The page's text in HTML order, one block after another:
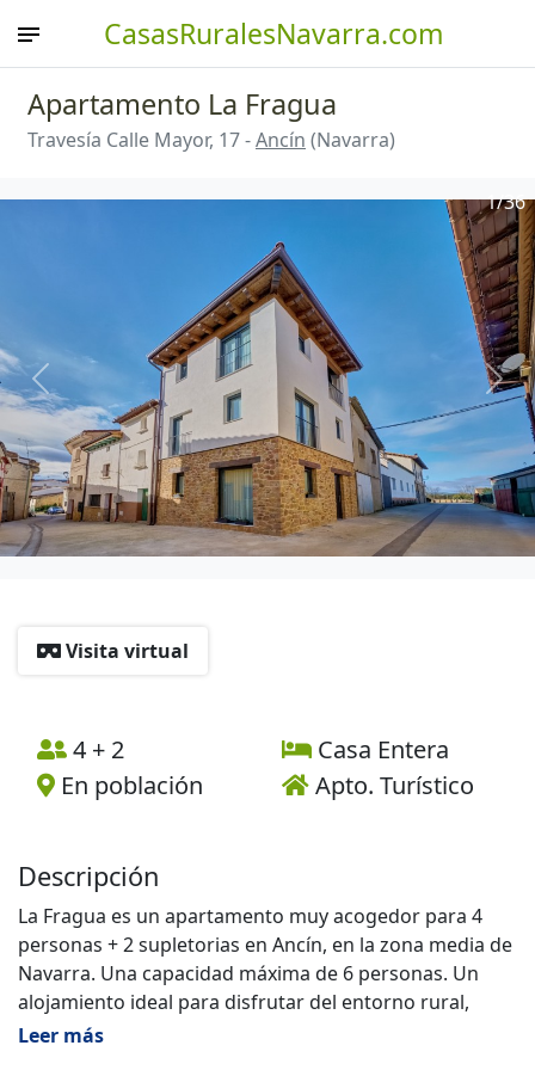
CasasRuralesNavarra.com
Apartamento La Fragua
Travesía Calle Mayor, 17 -Ancín (Navarra)
Anterior
1/36
Visita virtual
4 + 2
Casa Entera
En población
Apto. Turístico
Descripción
La Fragua es un apartamento muy acogedor para 4
personas + 2 supletorias en Ancín, en la zona media de
Navarra. Una capacidad máxima de 6 personas. Un
alojamiento ideal para disfrutar del entorno rural,
descansar con comodidad y compartir unos días en
Leer más